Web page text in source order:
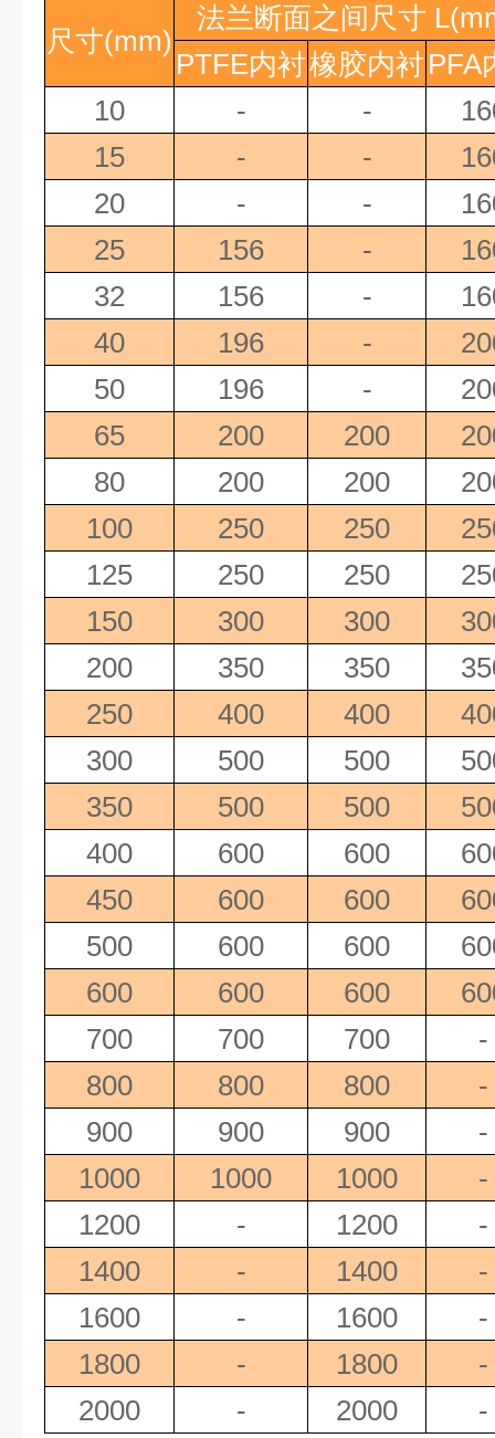
尺寸(mm)
法兰断面之间尺寸
PTFE内衬橡胶内衬PFA
10
- -
15
- -
20
- -
25
156 -
32
156 -
40
196 -
50
196 -
65
200 200
80
200 200
100
250 250
125
250 250
150
300 300
200
350 350
250
400 400
300
500 500
350
500 500
400
600 600
450
600 600
500
600 600
600
600 600
700
700 700
-
800
800 800
-
900
900 900
-
1000
1000 1000
-
1200
- 1200
-
1400
- 1400
-
1600
- 1600
-
1800
- 1800
-
2000
- 2000 -